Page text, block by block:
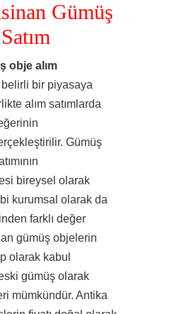
Gümüş
obje alım
bir piyasaya
alım satımlarda
Gümüş
bireysel olarak
kurumsal olarak da
farklı değer
gümüş objelerin
olarak kabul
gümüş olarak
mümkündür. Antika